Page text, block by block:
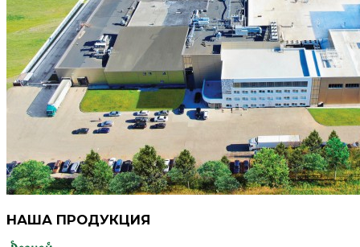
НАША ПРОДУКЦИЯ